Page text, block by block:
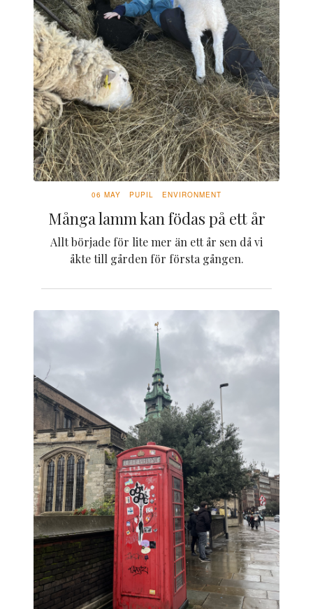
06 MAY PUPIL ENVIRONMENT
Många lamm kan födas på ett år
Allt började för lite mer än ett år sen då vi
åkte till gården för första gången.